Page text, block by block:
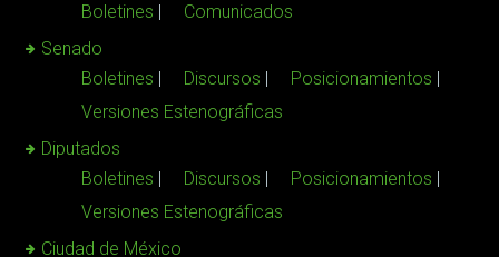
Boletines
Comunicados
Senado
Boletines
Discursos
Posicionamientos
Versiones Estenográficas
Diputados
Boletines
Discursos
Posicionamientos
Versiones Estenográficas
Ciudad de México